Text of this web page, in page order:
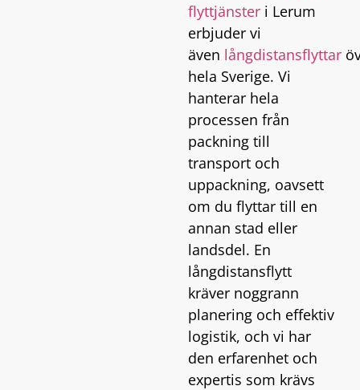
flyttjänster i Lerum
erbjuder vi
även långdistansflyttar
hela Sverige. Vi
hanterar hela
processen från
packning till
transport och
uppackning, oavsett
om du flyttar till en
annan stad eller
landsdel. En
långdistansflytt
kräver noggrann
planering och effektiv
logistik, och vi har
den erfarenhet och
expertis som krävs